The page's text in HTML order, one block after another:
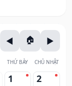
THỨ BẢY CHỦ NHẬT
1 2